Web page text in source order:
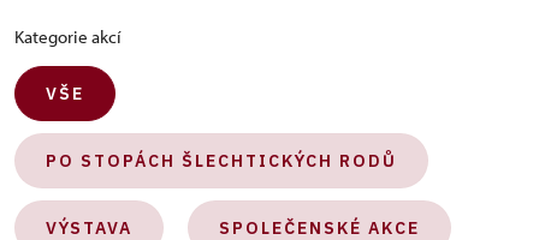
Kategorie akcí
VŠE
PO STOPÁCH ŠLECHTICKÝCH RODŮ
VÝSTAVA SPOLEČENSKÉ AKCE